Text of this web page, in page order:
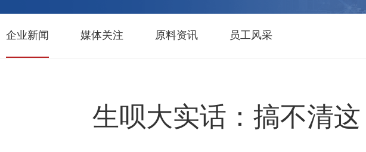
企业新闻 媒体关注 原料资讯 员工风采
生呗大实话：搞不清